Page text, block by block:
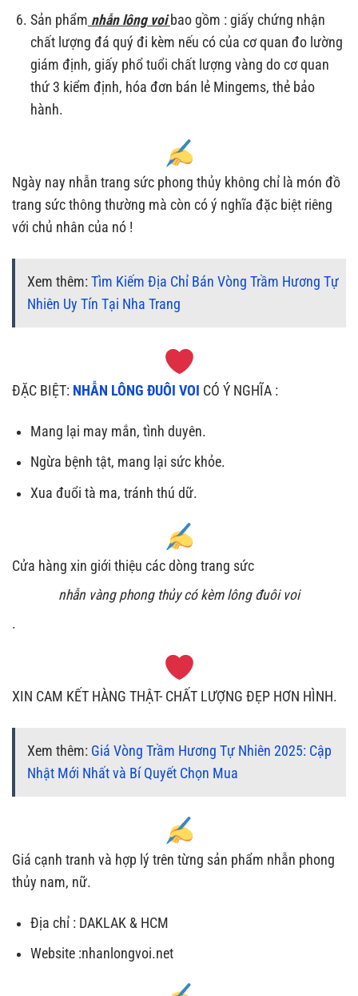
Sản phẩm nhẫn lông voibao gồm : giấy chứng nhận
chất lượng đá quý đi kèm nếu có của cơ quan đo lường
giám định, giấy phổ tuổi chất lượng vàng do cơ quan
thứ 3 kiểm định, hóa đơn bán lẻ Mingems, thẻ bảo
hành.
Ngày nay nhẫn trang sức phong thủy không chỉ là món đồ
trang sức thông thường mà còn có ý nghĩa đặc biệt riêng
với chủ nhân của nó !
Xem thêm: Tìm Kiếm Địa Chỉ Bán Vòng Trầm Hương Tự
Nhiên Uy Tín Tại Nha Trang
ĐẶC BIỆT: NHẪN LÔNG ĐUÔI VOI CÓ Ý NGHĨA :
Mang lại may mắn, tình duyên.
Ngừa bệnh tật, mang lại sức khỏe.
Xua đuổi tà ma, tránh thú dữ.
Cửa hàng xin giới thiệu các dòng trang sức
nhẫn vàng phong thủy có kèm lông đuôi voi
.
XIN CAM KẾT HÀNG THẬT- CHẤT LƯỢNG ĐẸP HƠN HÌNH.
Xem thêm: Giá Vòng Trầm Hương Tự Nhiên 2025: Cập
Nhật Mới Nhất và Bí Quyết Chọn Mua
Giá cạnh tranh và hợp lý trên từng sản phẩm nhẫn phong
thủy nam, nữ.
Địa chỉ : DAKLAK & HCM
Website :nhanlongvoi.net